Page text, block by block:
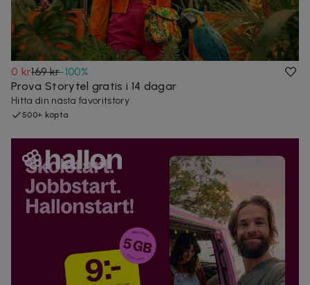
0 kr169 kr-100%
Prova Storytel gratis i 14 dagar
Hitta din nästa favoritstory
500+ köpta